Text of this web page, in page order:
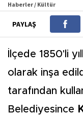
Haberler / Kültür
PAYLAŞ
İlçede 1850'li
olarak inşa
tarafından
Belediyesince